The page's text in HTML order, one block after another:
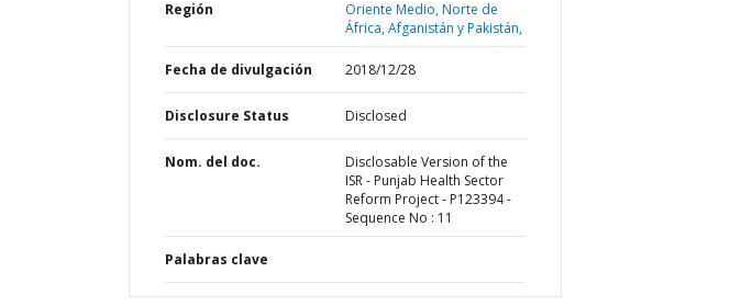
Región
Oriente Medio, Norte de
África, Afganistán y Pakistán,
Fecha de divulgación 2018/12/28
Disclosure Status Disclosed
Nom. del doc.
Disclosable Version of the
ISR - Punjab Health Sector
Reform Project - P123394 -
Sequence No : 11
Palabras clave